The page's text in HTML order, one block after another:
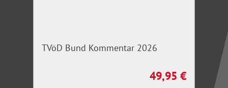
TVöD Bund Kommentar 2026
Regulärer Preis:
49,95 €